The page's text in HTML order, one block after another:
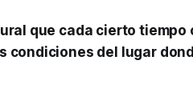
que cada cierto tiempo
condiciones del lugar